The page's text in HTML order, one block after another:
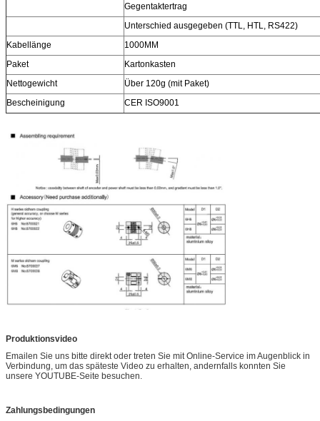
Gegentaktertrag
Unterschied ausgegeben (TTL, HTL, RS422)
Kabellänge
1000MM
Paket
Kartonkasten
Nettogewicht
Über 120g (mit Paket)
Bescheinigung
CER ISO9001
Produktionsvideo
Emailen Sie uns bitte direkt oder treten Sie mit Online-Service im Augenblick in
Verbindung, um das späteste Video zu erhalten, andernfalls konnten Sie
unsere YOUTUBE-Seite besuchen.
Zahlungsbedingungen